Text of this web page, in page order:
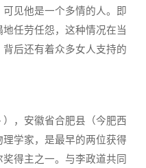
见他是一个多情的人。即
任劳任怨，这种情况在当
后还有着众多女人支持的
，安徽省合肥县（今肥西
学家，是最早的两位获得
得主之一。与李政道共同